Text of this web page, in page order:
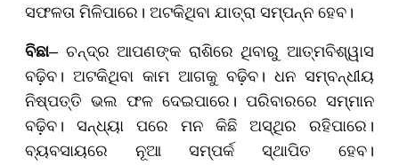
ସଫଳତା ମିଳିପାରେ। ଅଟକିଥିବା ଯାତ୍ରା ସମ୍ପନ୍ନ ହେବ।
ବିଛା– ଚନ୍ଦ୍ର ଆପଣଙ୍କ ରାଶିରେ ଥିବାରୁ ଆତ୍ମବିଶ୍ୱାସ
ବଢ଼ିବ। ଅଟକିଥିବା କାମ ଆଗକୁ ବଢ଼ିବ। ଧନ ସମ୍ବନ୍ଧୀୟ
ନିଷ୍ପତ୍ତି ଭଲ ଫଳ ଦେଇପାରେ। ପରିବାରରେ ସମ୍ମାନ
ବଢ଼ିବ। ସନ୍ଧ୍ୟା ପରେ ମନ କିଛି ଅସ୍ଥିର ରହିପାରେ।
ବ୍ୟବସାୟରେ ନୂଆ ସମ୍ପର୍କ ସ୍ଥାପିତ ହେବ।